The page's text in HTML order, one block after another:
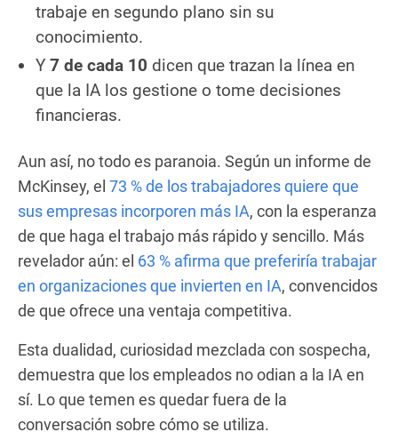
trabaje en segundo plano sin su
conocimiento.
Y 7 de cada 10 dicen que trazan la línea en
que la IA los gestione o tome decisiones
financieras.
Aun así, no todo es paranoia. Según un informe de
McKinsey, el 73 % de los trabajadores quiere que
sus empresas incorporen más IA, con la esperanza
de que haga el trabajo más rápido y sencillo. Más
revelador aún: el 63 % afirma que preferiría trabajar
en organizaciones que invierten en IA, convencidos
de que ofrece una ventaja competitiva.
Esta dualidad, curiosidad mezclada con sospecha,
demuestra que los empleados no odian a la IA en
sí. Lo que temen es quedar fuera de la
conversación sobre cómo se utiliza.